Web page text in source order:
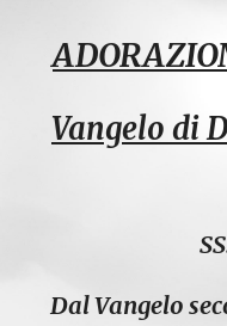
Vangelo di
Dal Vangelo